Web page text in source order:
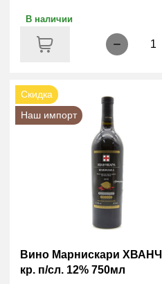
В наличии
1
Скидка
Наш импорт
Вино Марнискари
кр. п/сл. 12% 750мл